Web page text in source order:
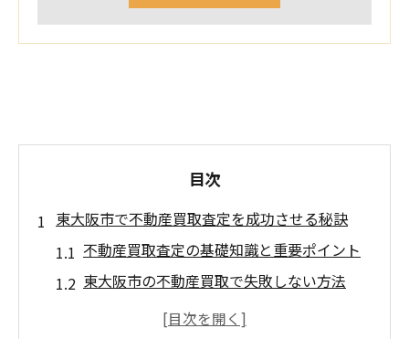
目次
東大阪市で不動産買取査定を成功させる秘訣
不動産買取査定の基礎知識と重要ポイント
東大阪市の不動産買取で失敗しない方法
売却成功へ導く不動産買取の流れを徹底解